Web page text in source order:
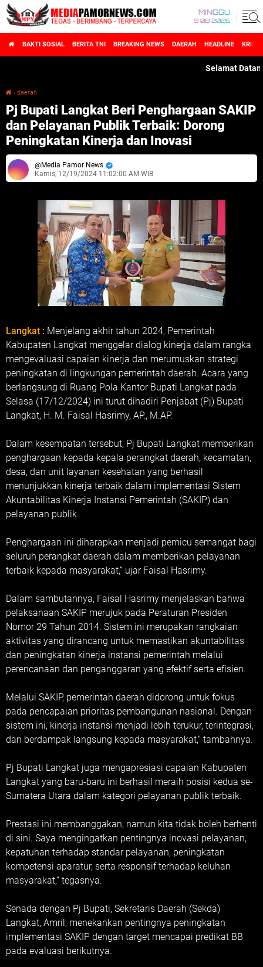
MINGGU
9 08 2026
BAKTI SOSIAL BERITA TNI BREAKING NEWS DAERAH HEADLINE
Selamat Datang di
› daerah
Pj Bupati Langkat Beri Penghargaan SAKIP
dan Pelayanan Publik Terbaik: Dorong
Peningkatan Kinerja dan Inovasi
Media Pamor News
Kamis, 12/19/2024 11:02:00 AM WIB
Langkat : Menjelang akhir tahun 2024, Pemerintah
Kabupaten Langkat menggelar dialog kinerja dalam rangka
mengevaluasi capaian kinerja dan merumuskan strategi
peningkatan di lingkungan pemerintah daerah. Acara yang
berlangsung di Ruang Pola Kantor Bupati Langkat pada
Selasa (17/12/2024) ini turut dihadiri Penjabat (Pj) Bupati
Langkat, H. M. Faisal Hasrimy, AP., M.AP.
Dalam kesempatan tersebut, Pj Bupati Langkat memberikan
penghargaan kepada kepala perangkat daerah, kecamatan,
desa, dan unit layanan kesehatan yang berhasil
menunjukkan kinerja terbaik dalam implementasi Sistem
Akuntabilitas Kinerja Instansi Pemerintah (SAKIP) dan
pelayanan publik.
Penghargaan ini diharapkan menjadi pemicu semangat bagi
seluruh perangkat daerah dalam memberikan pelayanan
terbaik kepada masyarakat,” ujar Faisal Hasrimy.
Dalam sambutannya, Faisal Hasrimy menjelaskan bahwa
pelaksanaan SAKIP merujuk pada Peraturan Presiden
Nomor 29 Tahun 2014. Sistem ini merupakan rangkaian
aktivitas yang dirancang untuk memastikan akuntabilitas
dan peningkatan kinerja instansi pemerintah melalui
perencanaan dan penganggaran yang efektif serta efisien.
Melalui SAKIP, pemerintah daerah didorong untuk fokus
pada pencapaian prioritas pembangunan nasional. Dengan
sistem ini, kinerja instansi menjadi lebih terukur, terintegrasi,
dan berdampak langsung kepada masyarakat,” tambahnya.
Pj Bupati Langkat juga mengapresiasi capaian Kabupaten
Langkat yang baru-baru ini berhasil meraih posisi kedua se-
Sumatera Utara dalam kategori pelayanan publik terbaik.
Prestasi ini membanggakan, namun kita tidak boleh berhenti
di sini. Saya mengingatkan pentingnya inovasi pelayanan,
kepatuhan terhadap standar pelayanan, peningkatan
kompetensi aparatur, serta responsif terhadap keluhan
masyarakat,” tegasnya.
Senada dengan Pj Bupati, Sekretaris Daerah (Sekda)
Langkat, Amril, menekankan pentingnya peningkatan
implementasi SAKIP dengan target mencapai predikat BB
pada evaluasi berikutnya.